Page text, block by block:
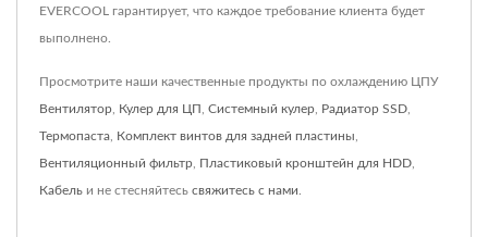
EVERCOOL гарантирует, что каждое требование клиента будет
выполнено.
Просмотрите наши качественные продукты по охлаждению ЦПУ
Вентилятор Кулер для ЦП Системный кулер Радиатор SSD
Термопаста Комплект винтов для задней пластины
Вентиляционный фильтр Пластиковый кронштейн для HDD
Кабель и не стесняйтесь свяжитесь с нами